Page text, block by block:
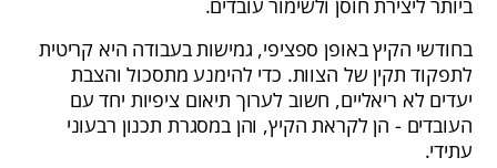
בחודשי הקיץ באופן ספציפי, גמישות בעבודה היא קריטית
לתפקוד תקין של הצוות. כדי להימנע מתסכול והצבת
יעדים לא ריאליים, חשוב לערוך תיאום ציפיות יחד עם
העובדים - הן לקראת הקיץ, והן במסגרת תכנון רבעוני
עתידי.